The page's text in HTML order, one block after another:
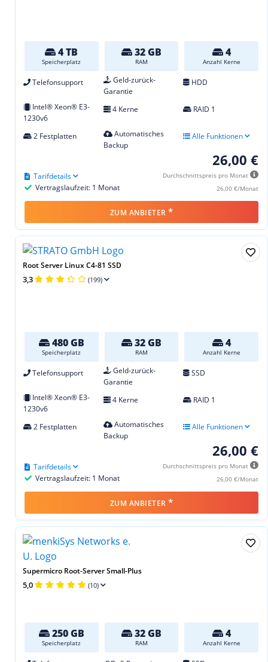
4 TB
Speicherplatz
32 GB
RAM
4
Anzahl Kerne
Telefonsupport
Geld-zurück-
Garantie
HDD
Intel® Xeon® E3-
1230v6
4 Kerne RAID 1
2 Festplatten
Automatisches
Backup
Alle Funktionen
26,00 €
Durchschnittspreis pro Monat
26,00 €/Monat
Vertragslaufzeit: 1 Monat
Tarifdetails
ZUM ANBIETER *
Root Server Linux C4-81 SSD
3,3 (199)
480 GB
Speicherplatz
32 GB
RAM
4
Anzahl Kerne
Telefonsupport
Geld-zurück-
Garantie
SSD
Intel® Xeon® E3-
1230v6
4 Kerne RAID 1
2 Festplatten
Automatisches
Backup
Alle Funktionen
26,00 €
Durchschnittspreis pro Monat
26,00 €/Monat
Vertragslaufzeit: 1 Monat
Tarifdetails
ZUM ANBIETER *
Supermicro Root-Server Small-Plus
5,0 (10)
250 GB
Speicherplatz
32 GB
RAM
4
Anzahl Kerne